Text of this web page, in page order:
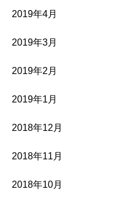
2019年4月
2019年3月
2019年2月
2019年1月
2018年12月
2018年11月
2018年10月